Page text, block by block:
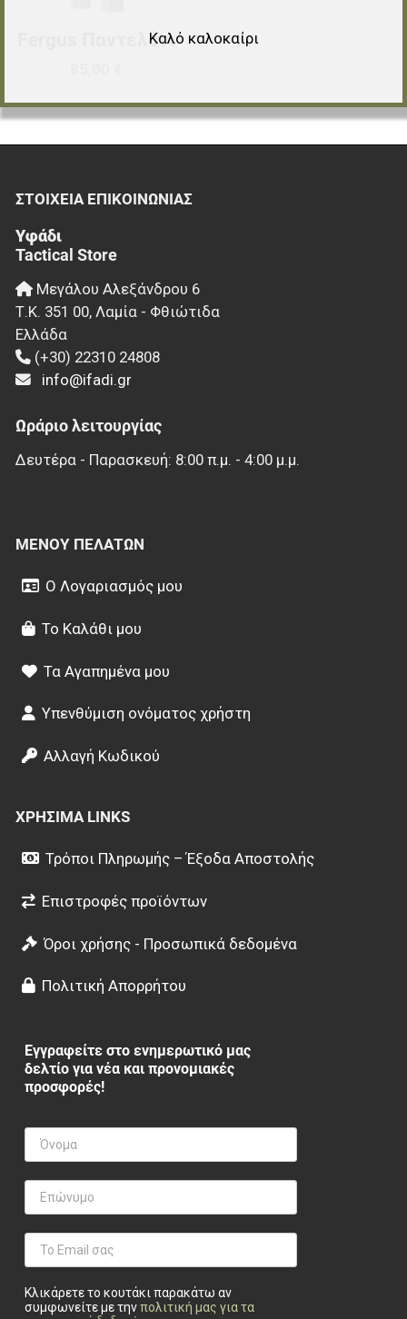
Fergus Παντελόνι
ΣΤΟΙΧΕΊΑ EΠΙΚΟΙΝΩΝΊΑΣ
Υφάδι
Tactical Store
Μεγάλου Αλεξάνδρου 6
Τ.Κ. 351 00, Λαμία - Φθιώτιδα
Ελλάδα
(+30) 22310 24808
info@ifadi.gr
Ωράριο λειτουργίας
Δευτέρα - Παρασκευή: 8:00 π.μ. - 4:00 μ.μ.
ΜΕΝΟΎ ΠΕΛΑΤΏΝ
Ο Λογαριασμός μου
Το Καλάθι μου
Τα Αγαπημένα μου
Υπενθύμιση ονόματος χρήστη
Αλλαγή Κωδικού
ΧΡΉΣΙΜΑ LINKS
Τρόποι Πληρωμής – Έξοδα Αποστολής
Επιστροφές προϊόντων
Όροι χρήσης - Προσωπικά δεδομένα
Πολιτική Απορρήτου
Εγγραφείτε στο ενημερωτικό μας
δελτίο για νέα και προνομιακές
προσφορές!
Κλικάρετε το κουτάκι παρακάτω αν
συμφωνείτε με τηνπολιτική μας για τα
Καλό καλοκαίρι